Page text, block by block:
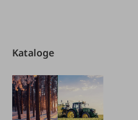
Kataloge